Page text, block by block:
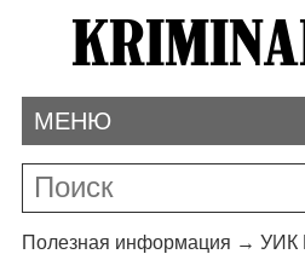
МЕНЮ
Полезная информация → УИК